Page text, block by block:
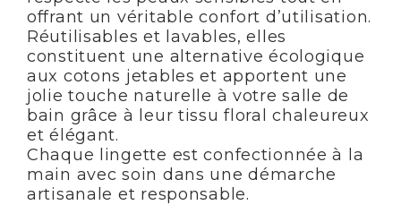
offrant un véritable confort d’utilisation.
Réutilisables et lavables, elles
constituent une alternative écologique
aux cotons jetables et apportent une
jolie touche naturelle à votre salle de
bain grâce à leur tissu floral chaleureux
et élégant.
Chaque lingette est confectionnée à la
main avec soin dans une démarche
artisanale et responsable.